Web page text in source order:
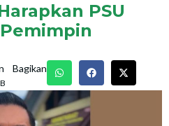
PSU
Bagikan